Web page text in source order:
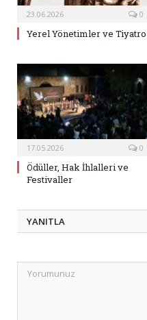
23.06.2026 0
Yerel Yönetimler ve Tiyatro
17.05.2026 0
Ödüller, Hak İhlalleri ve
Festivaller
YANITLA